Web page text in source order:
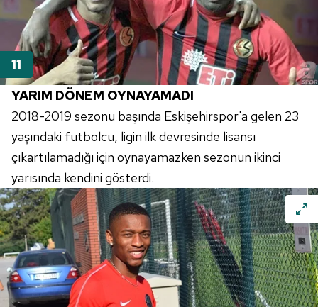
YARIM DÖNEM OYNAYAMADI
2018-2019 sezonu başında Eskişehirspor'a gelen 23
yaşındaki futbolcu, ligin ilk devresinde lisansı
çıkartılamadığı için oynayamazken sezonun ikinci
yarısında kendini gösterdi.